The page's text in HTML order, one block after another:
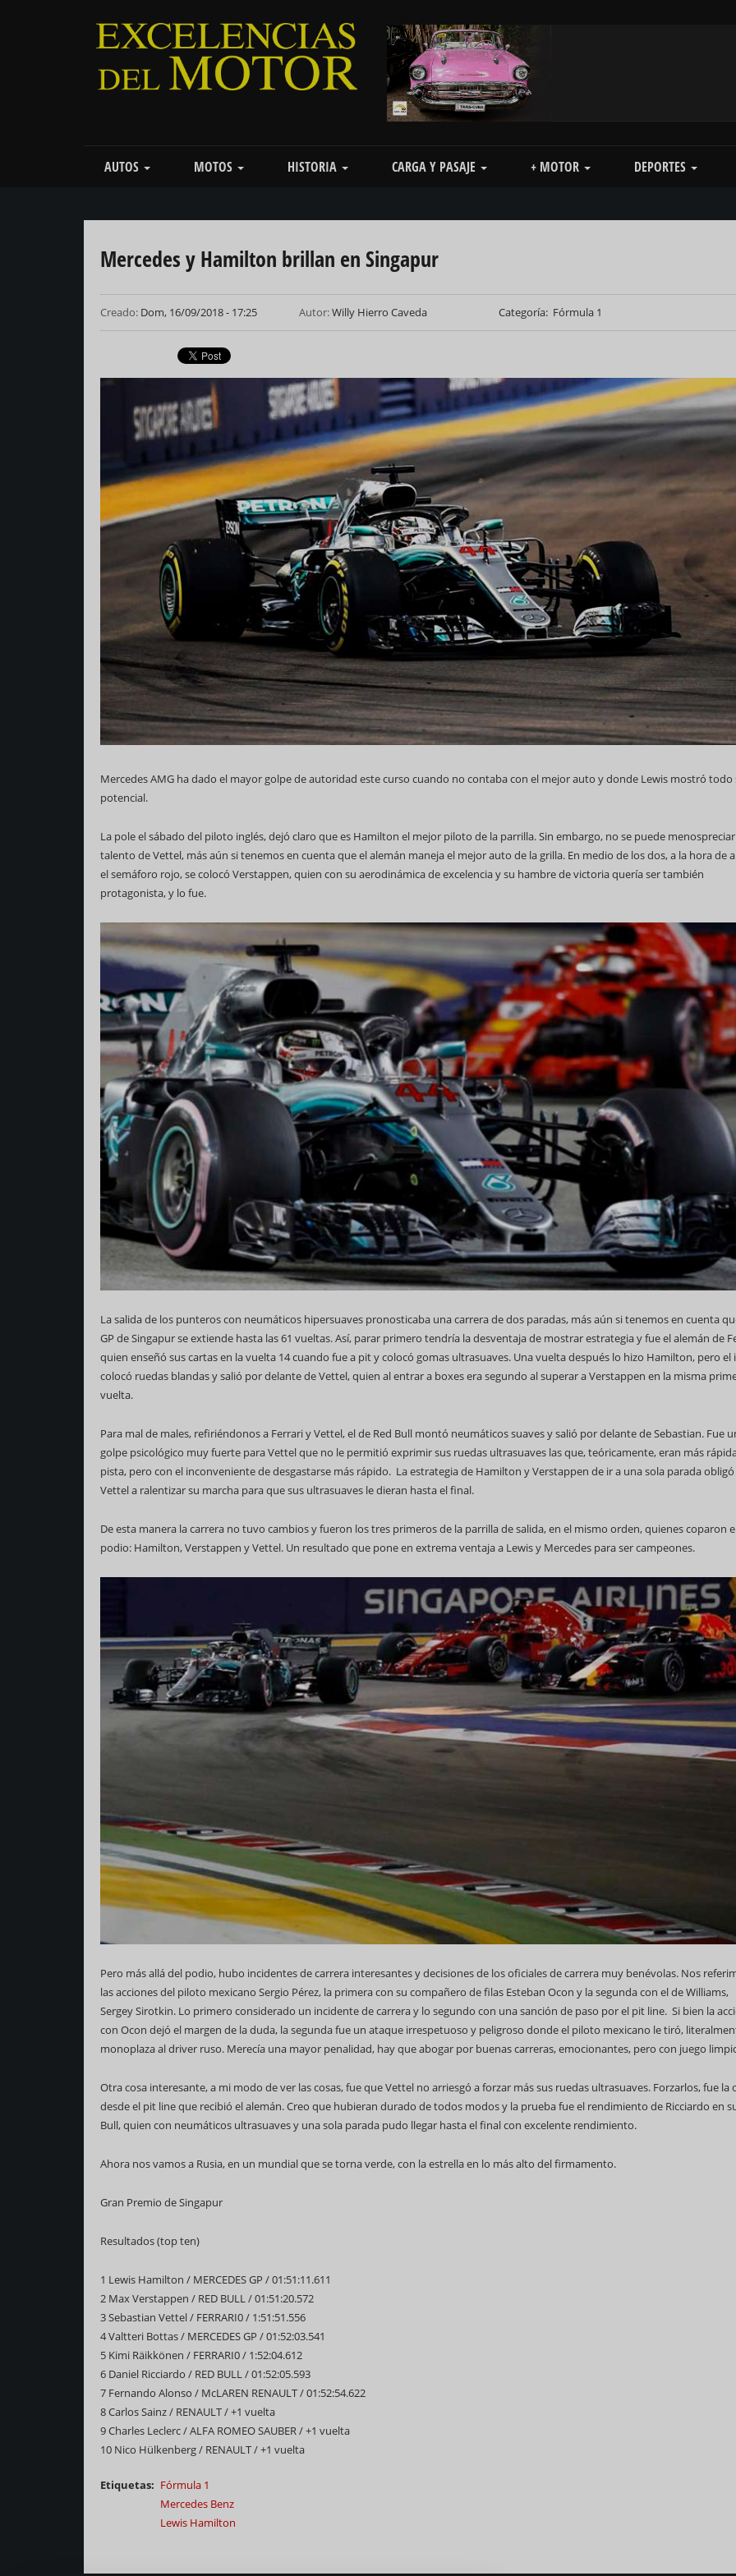
Main
navigation
AUTOS MOTOS HISTORIA CARGA Y PASAJE + MOTOR DEPORTES
Mercedes y Hamilton brillan en Singapur
Creado: Dom, 16/09/2018 - 17:25 Autor:Willy Hierro Caveda Categoría Fórmula 1
Mercedes AMG ha dado el mayor golpe de autoridad este curso cuando no contaba con el mejor auto y donde Lewis mostró todo
potencial.
La pole el sábado del piloto inglés, dejó claro que es Hamilton el mejor piloto de la parrilla. Sin embargo, no se puede
talento de Vettel, más aún si tenemos en cuenta que el alemán maneja el mejor auto de la grilla. En medio de los dos, a la hora de
el semáforo rojo, se colocó Verstappen, quien con su aerodinámica de excelencia y su hambre de victoria quería ser también
protagonista, y lo fue.
La salida de los punteros con neumáticos hipersuaves pronosticaba una carrera de dos paradas, más aún si tenemos en cuenta
GP de Singapur se extiende hasta las 61 vueltas. Así, parar primero tendría la desventaja de mostrar estrategia y fue el alemán de
quien enseñó sus cartas en la vuelta 14 cuando fue a pit y colocó gomas ultrasuaves. Una vuelta después lo hizo Hamilton, pero el
colocó ruedas blandas y salió por delante de Vettel, quien al entrar a boxes era segundo al superar a Verstappen en la misma
vuelta.
Para mal de males, refiriéndonos a Ferrari y Vettel, el de Red Bull montó neumáticos suaves y salió por delante de Sebastian. Fue
golpe psicológico muy fuerte para Vettel que no le permitió exprimir sus ruedas ultrasuaves las que, teóricamente, eran más
pista, pero con el inconveniente de desgastarse más rápido. La estrategia de Hamilton y Verstappen de ir a una sola parada obligó
Vettel a ralentizar su marcha para que sus ultrasuaves le dieran hasta el final.
De esta manera la carrera no tuvo cambios y fueron los tres primeros de la parrilla de salida, en el mismo orden, quienes coparon
podio: Hamilton, Verstappen y Vettel. Un resultado que pone en extrema ventaja a Lewis y Mercedes para ser campeones.
Pero más allá del podio, hubo incidentes de carrera interesantes y decisiones de los oficiales de carrera muy benévolas. Nos
las acciones del piloto mexicano Sergio Pérez, la primera con su compañero de filas Esteban Ocon y la segunda con el de Williams,
Sergey Sirotkin. Lo primero considerado un incidente de carrera y lo segundo con una sanción de paso por el pit line. Si bien la
con Ocon dejó el margen de la duda, la segunda fue un ataque irrespetuoso y peligroso donde el piloto mexicano le tiró,
monoplaza al driver ruso. Merecía una mayor penalidad, hay que abogar por buenas carreras, emocionantes, pero con juego
Otra cosa interesante, a mi modo de ver las cosas, fue que Vettel no arriesgó a forzar más sus ruedas ultrasuaves. Forzarlos, fue la
desde el pit line que recibió el alemán. Creo que hubieran durado de todos modos y la prueba fue el rendimiento de Ricciardo en
Bull, quien con neumáticos ultrasuaves y una sola parada pudo llegar hasta el final con excelente rendimiento.
Ahora nos vamos a Rusia, en un mundial que se torna verde, con la estrella en lo más alto del firmamento.
Gran Premio de Singapur
Resultados (top ten)
1 Lewis Hamilton / MERCEDES GP / 01:51:11.611
2 Max Verstappen / RED BULL / 01:51:20.572
3 Sebastian Vettel / FERRARI0 / 1:51:51.556
4 Valtteri Bottas / MERCEDES GP / 01:52:03.541
5 Kimi Räikkönen / FERRARI0 / 1:52:04.612
6 Daniel Ricciardo / RED BULL / 01:52:05.593
7 Fernando Alonso / McLAREN RENAULT / 01:52:54.622
8 Carlos Sainz / RENAULT / +1 vuelta
9 Charles Leclerc / ALFA ROMEO SAUBER / +1 vuelta
10 Nico Hülkenberg / RENAULT / +1 vuelta
Etiquetas
Fórmula 1
Mercedes Benz
Lewis Hamilton
69 Campeonato Mundial WCC
Feria Internacional de
(Fihav) 2023